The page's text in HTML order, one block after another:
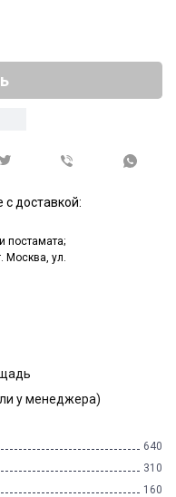
у менеджера)
640
310
160
доставкой:
постамата;
Москва, ул.